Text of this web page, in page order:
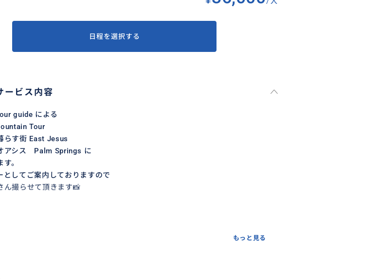
日程を選択する
ービス内容
guide による
Tour
らす街 East Jesus
アシス Palm Springs に
。
としてご案内しておりますので
ん撮らせて頂きます📸
もっと見る